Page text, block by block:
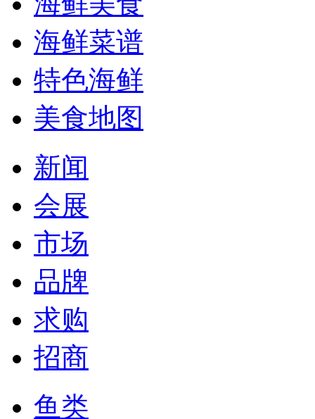
海鲜菜谱
特色海鲜
美食地图
新闻
会展
市场
品牌
求购
招商
鱼类